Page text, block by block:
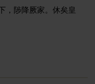
，陟降厥家。休矣皇